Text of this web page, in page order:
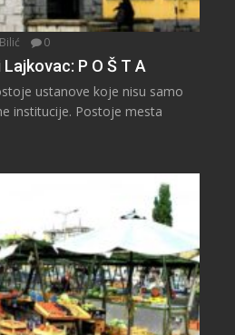
0
P O Š T A
ustanove koje nisu samo
institucije. Postoje mesta